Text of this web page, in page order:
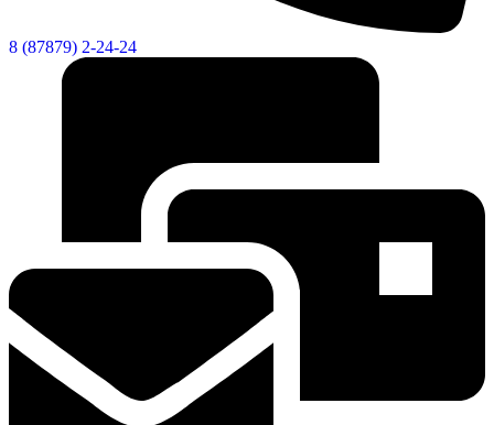
8 (87879) 2-24-24